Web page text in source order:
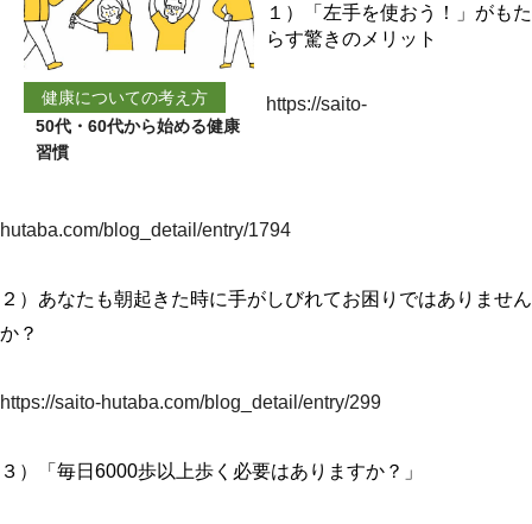
健康についての考え方
50代・60代から始める健康
習慣
１）「左手を使おう！」がもた
らす驚きのメリット
https://saito-
hutaba.com/blog_detail/entry/1794
２）あなたも朝起きた時に手がしびれてお困りではありません
か？
https://saito-hutaba.com/blog_detail/entry/299
３）「毎日6000歩以上歩く必要はありますか？」